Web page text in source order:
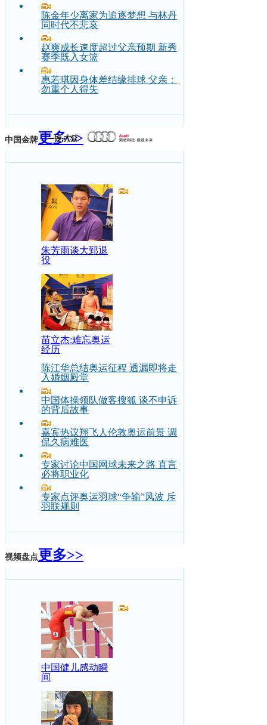
陈金年少离家为追逐梦想 与林丹
同时代不悲哀
赵爽成长速度超过父亲预期 新秀
赛季既入女篮
惠若琪因身体差结缘排球 父亲：
勿重个人得失
中国金牌更多>>
朱芳雨谈大郅退
役
苗立杰:难忘奥运
经历
陈江华总结奥运征程 透漏即将走
入婚姻殿堂
中国体操领队做客搜狐 谈不申诉
的背后故事
嘉宾热议翔飞人伦敦奥运前景 调
侃久病难医
专家讨论中国网球未来之路 直言
必将职业化
专家点评奥运羽球“争输”风波 斥
羽联规则
视频盘点更多>>
中国健儿感动瞬
间